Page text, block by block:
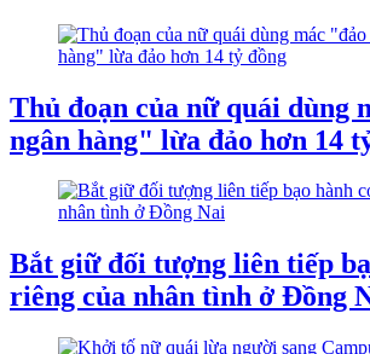
Thủ đoạn của nữ quái dùng
ngân hàng" lừa đảo hơn 14
Bắt giữ đối tượng liên tiếp
riêng của nhân tình ở Đồng